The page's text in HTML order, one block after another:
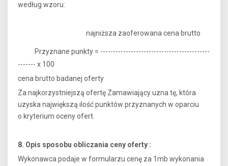
według wzoru:
najniższa zaoferowana cena brutto
Przyznane punkty = -------------------------------------------
------- x 100
cena brutto badanej oferty
Za najkorzystniejszą ofertę Zamawiający uzna tę, która
uzyska największą ilość punktów przyznanych w oparciu
o kryterium oceny ofert.
8. Opis sposobu obliczania ceny oferty :
Wykonawca podaje w formularzu cenę za 1mb wykonania